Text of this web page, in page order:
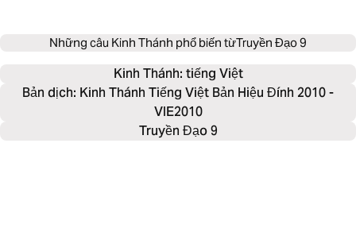
Những câu Kinh Thánh phổ biến từTruyền Đạo 9
Kinh Thánh: tiếng Việt
Bản dịch: Kinh Thánh Tiếng Việt Bản Hiệu Đính 2010 -
VIE2010
Truyền Đạo 9